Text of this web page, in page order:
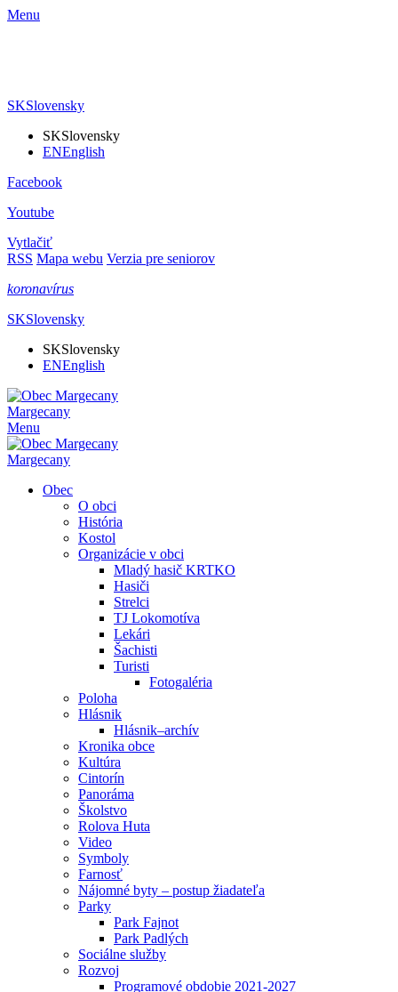
Menu
SKSlovensky
SKSlovensky
ENEnglish
Facebook
Youtube
Vytlačiť
RSS Mapa webu Verzia pre seniorov
koronavírus
SKSlovensky
SKSlovensky
ENEnglish
Margecany
Menu
Margecany
Obec
O obci
História
Kostol
Organizácie v obci
Mladý hasič KRTKO
Hasiči
Strelci
TJ Lokomotíva
Lekári
Šachisti
Turisti
Fotogaléria
Poloha
Hlásnik
Hlásnik–archív
Kronika obce
Kultúra
Cintorín
Panoráma
Školstvo
Rolova Huta
Video
Symboly
Farnosť
Nájomné byty – postup žiadateľa
Parky
Park Fajnot
Park Padlých
Sociálne služby
Rozvoj
Programové obdobie 2021-2027